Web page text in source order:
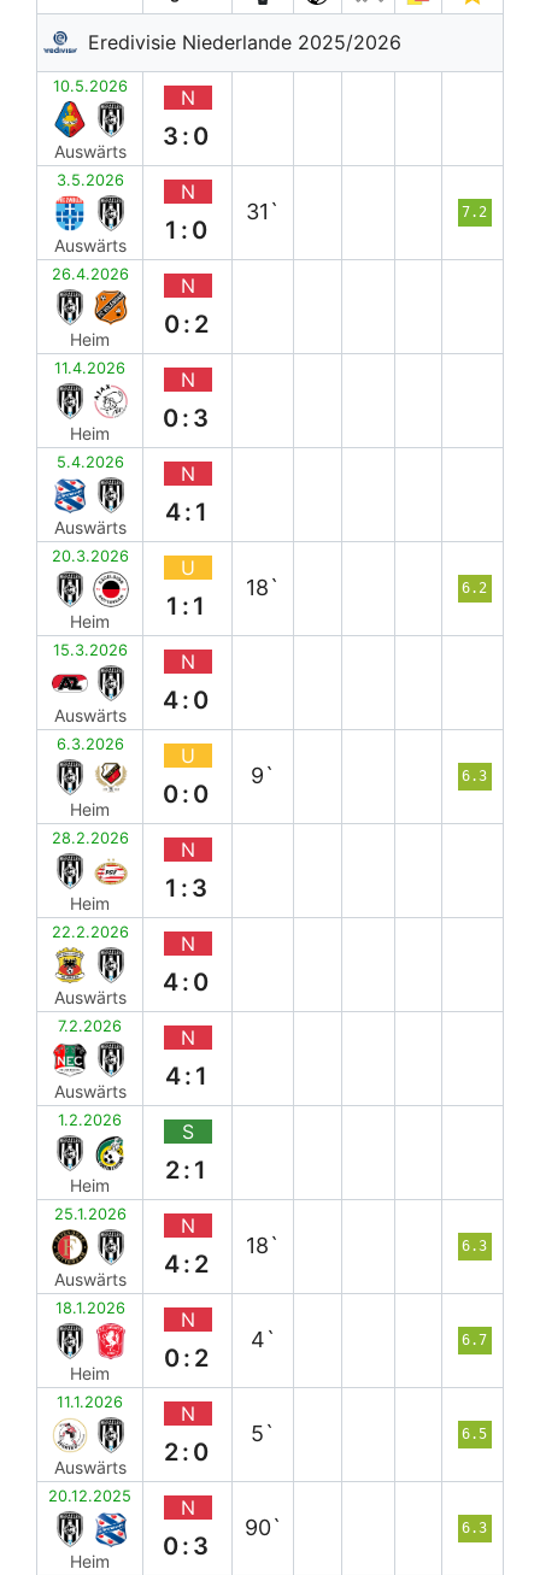
Eredivisie Niederlande 2025/2026
10.5.2026
Auswärts
N
3:0
3.5.2026
Auswärts
N
1:0
31` 7.2
26.4.2026
Heim
N
0:2
11.4.2026
Heim
N
0:3
5.4.2026
Auswärts
N
4:1
20.3.2026
Heim
U
1:1
18` 6.2
15.3.2026
Auswärts
N
4:0
6.3.2026
Heim
U
0:0
9` 6.3
28.2.2026
Heim
N
1:3
22.2.2026
Auswärts
N
4:0
7.2.2026
Auswärts
N
4:1
1.2.2026
Heim
S
2:1
25.1.2026
Auswärts
N
4:2
18` 6.3
18.1.2026
Heim
N
0:2
4` 6.7
11.1.2026
Auswärts
N
2:0
5` 6.5
20.12.2025
Heim
N
0:3
90` 6.3